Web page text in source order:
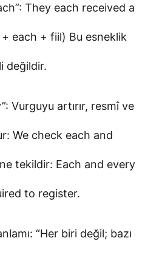
They each received a
each + fiil) Bu esneklik
değildir.
Vurguyu artırır, resmî ve
We check each and
tekildir: Each and every
to register.
“Her biri değil; bazı